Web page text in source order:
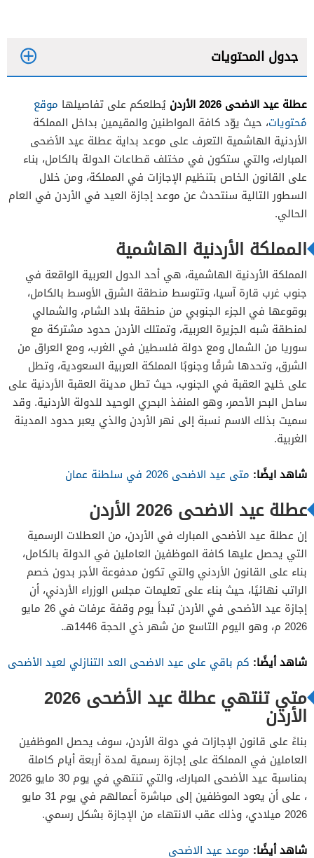
جدول المحتويات
عطلة عيد الاضحى 2026 الأردن يُطلعكم على تفاصيلها موقع
مُحتويات، حيث يوّد كافة المواطنين والمقيمين بداخل المملكة
الأردنية الهاشمية التعرف على موعد بداية عطلة عيد الأضحى
المبارك، والتي ستكون في مختلف قطاعات الدولة بالكامل، بناء
على القانون الخاص بتنظيم الإجازات في المملكة، ومن خلال
السطور التالية سنتحدث عن موعد إجازة العيد في الأردن في العام
الحالي.
المملكة الأردنية الهاشمية
المملكة الأردنية الهاشمية، هي أحد الدول العربية الواقعة في
جنوب غرب قارة آسيا، وتتوسط منطقة الشرق الأوسط بالكامل،
بوقوعها في الجزء الجنوبي من منطقة بلاد الشام، والشمالي
لمنطقة شبه الجزيرة العربية، وتمتلك الأردن حدود مشتركة مع
سوريا من الشمال ومع دولة فلسطين في الغرب، ومع العراق من
الشرق، وتحدها شرقًا وجنوبًا المملكة العربية السعودية، وتطل
على خليج العقبة في الجنوب، حيث تطل مدينة العقبة الأردنية على
ساحل البحر الأحمر، وهو المنفذ البحري الوحيد للدولة الأردنية. وقد
سميت بذلك الاسم نسبة إلى نهر الأردن والذي يعبر حدود المدينة
الغربية.
شاهد ايضًا: متى عيد الاضحى 2026 في سلطنة عمان
عطلة عيد الاضحى 2026 الأردن
إن عطلة عيد الأضحى المبارك في الأردن، من العطلات الرسمية
التي يحصل عليها كافة الموظفين العاملين في الدولة بالكامل،
بناء على القانون الأردني والتي تكون مدفوعة الأجر بدون خصم
الراتب نهائيًا، حيث بناء على تعليمات مجلس الوزراء الأردني، أن
إجازة عيد الأضحى في الأردن تبدأ يوم وقفة عرفات في 26 مايو
2026 م، وهو اليوم التاسع من شهر ذي الحجة 1446هـ.
شاهد أيضًا: كم باقي على عيد الاضحى العد التنازلي لعيد الأضحى
متي تنتهي عطلة عيد الأضحى 2026
الأردن
بناءً على قانون الإجازات في دولة الأردن، سوف يحصل الموظفين
العاملين في المملكة على إجازة رسمية لمدة أربعة أيام كاملة
بمناسبة عيد الأضحى المبارك، والتي تنتهي في يوم 30 مايو 2026
، على أن يعود الموظفين إلى مباشرة أعمالهم في يوم 31 مايو
2026 ميلادي، وذلك عقب الانتهاء من الإجازة بشكل رسمي.
شاهد أيضًا: موعد عيد الاضحى